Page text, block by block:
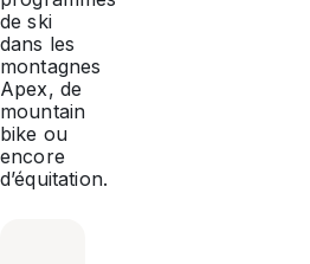
de ski
dans les
montagnes
Apex, de
mountain
bike ou
encore
d’équitation.